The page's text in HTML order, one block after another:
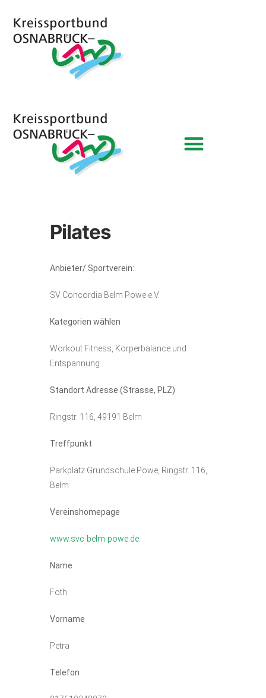
Pilates
Anbieter/ Sportverein:
SV Concordia Belm Powe e.V.
Kategorien wählen
Workout Fitness, Körperbalance und
Entspannung
Standort Adresse (Strasse, PLZ)
Ringstr. 116, 49191 Belm
Treffpunkt
Parkplatz Grundschule Powe, Ringstr. 116,
Belm
Vereinshomepage
www.svc-belm-powe.de
Name
Foth
Vorname
Petra
Telefon